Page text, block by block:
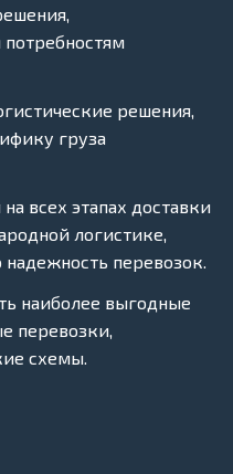
решения,
груза
всех этапах доставки
логистике,
перевозок.
наиболее выгодные
перевозки,
схемы.